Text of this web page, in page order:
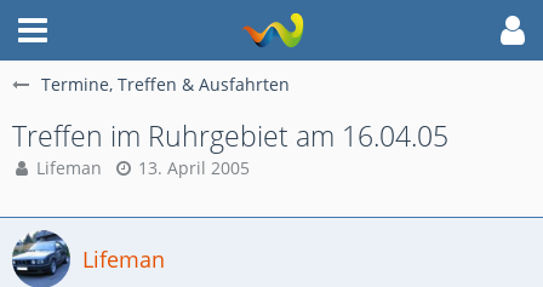
Termine, Treffen & Ausfahrten
Treffen im Ruhrgebiet am 16.04.05
Lifeman 13. April 2005
Lifeman